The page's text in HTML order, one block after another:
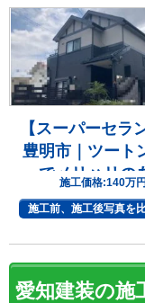
【スーパーセラ
豊明市｜ツート
ーでメリハリの
質な住まい
施工価格:140万円
施工前、施工後写真を
愛知建装の施